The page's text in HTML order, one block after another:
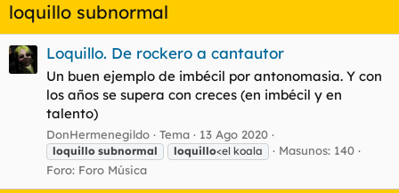
loquillo subnormal
Loquillo. De rockero a cantautor
Un buen ejemplo de imbécil por antonomasia. Y con
los años se supera con creces (en imbécil y en
talento)
DonHermenegildo Tema 13 Ago 2020
loquillo subnormal loquillo<el koala
Masunos: 140
Foro: Foro Música